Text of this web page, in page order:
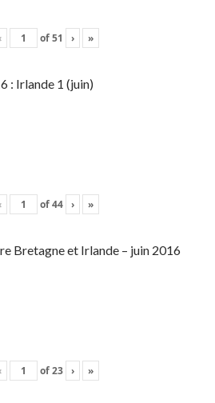
of51 › »
: Irlande 1 (juin)
of44 › »
Bretagne et Irlande – juin 2016
of23 › »